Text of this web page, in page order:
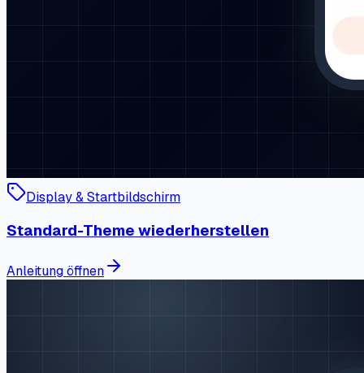
Display & Startbildschirm
Standard-Theme wiederherstellen
Anleitung öffnen